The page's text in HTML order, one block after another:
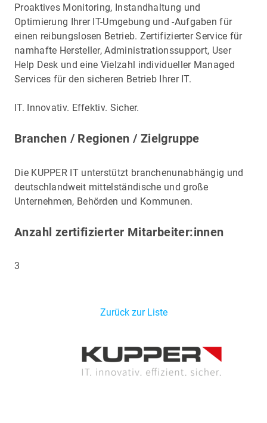
Proaktives Monitoring, Instandhaltung und
Optimierung Ihrer IT-Umgebung und -Aufgaben für
einen reibungslosen Betrieb. Zertifizierter Service für
namhafte Hersteller, Administrationssupport, User
Help Desk und eine Vielzahl individueller Managed
Services für den sicheren Betrieb Ihrer IT.
IT. Innovativ. Effektiv. Sicher.
Branchen / Regionen / Zielgruppe
Die KUPPER IT unterstützt branchenunabhängig und
deutschlandweit mittelständische und große
Unternehmen, Behörden und Kommunen.
Anzahl zertifizierter Mitarbeiter:innen
3
Zurück zur Liste